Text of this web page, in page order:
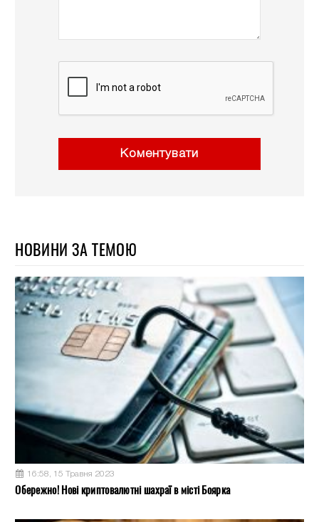
Коментувати
НОВИНИ ЗА ТЕМОЮ
16:58, 15 Травня 2023
Обережно! Нові криптовалютні шахраї в місті Боярка